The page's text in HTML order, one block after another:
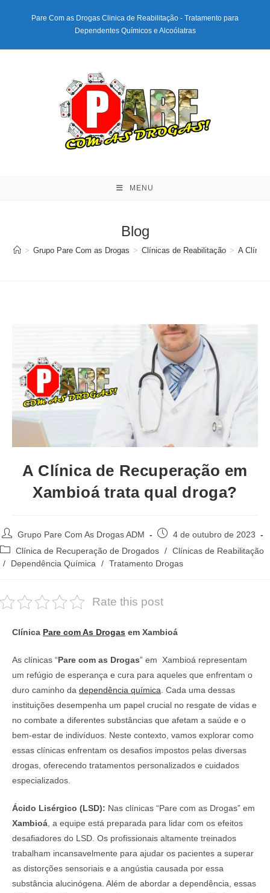
conteúdo
Pare Com as Drogas Clinica de Reabilitação - Tratamento para
Dependentes Químicos e Alcoólatras
MENU
Blog
> Grupo Pare Com as Drogas > Clínicas de Reabilitação > A
A Clínica de Recuperação em
Xambioá trata qual droga?
Autor
do
post:
Grupo Pare Com As Drogas ADM
Post
publicado:
4 de outubro de 2023
Categoria
do
Clínica de Recuperação de Drogados / Clínicas de Reabilitação
/
Dependência Química / Tratamento Drogas
Rate this post
Clínica Pare com As Drogas em Xambioá
As clínicas “Pare com as Drogas” em Xambioá representam
um refúgio de esperança e cura para aqueles que enfrentam o
duro caminho da dependência química . Cada uma dessas
instituições desempenha um papel crucial no resgate de vidas e
no combate a diferentes substâncias que afetam a saúde e o
bem-estar de indivíduos. Neste contexto, vamos explorar como
essas clínicas enfrentam os desafios impostos pelas diversas
drogas, oferecendo tratamentos personalizados e cuidados
especializados.
Ácido Lisérgico (LSD): Nas clínicas “Pare com as Drogas” em
Xambioá , a equipe está preparada para lidar com os efeitos
desafiadores do LSD. Os profissionais altamente treinados
trabalham incansavelmente para ajudar os pacientes a superar
as distorções sensoriais e a angústia causada por essa
substância alucinógena. Além de abordar a dependência, essas